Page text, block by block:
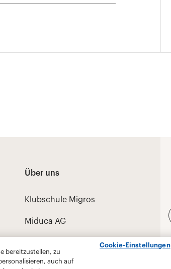
bereitzustellen, zu
auch auf
Cookie-Einstellungen